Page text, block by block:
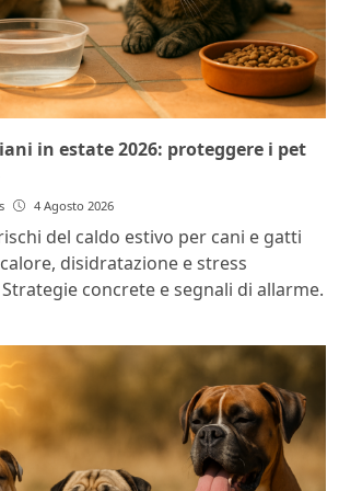
in estate 2026: proteggere i pet
4 Agosto 2026
del caldo estivo per cani e gatti
disidratazione e stress
concrete e segnali di allarme.